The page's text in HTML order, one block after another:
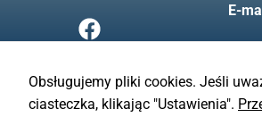
F
a
e
b
E-
Obsługujemy pliki cookies. Jeśli
ciasteczka, klikając "Ustawienia".